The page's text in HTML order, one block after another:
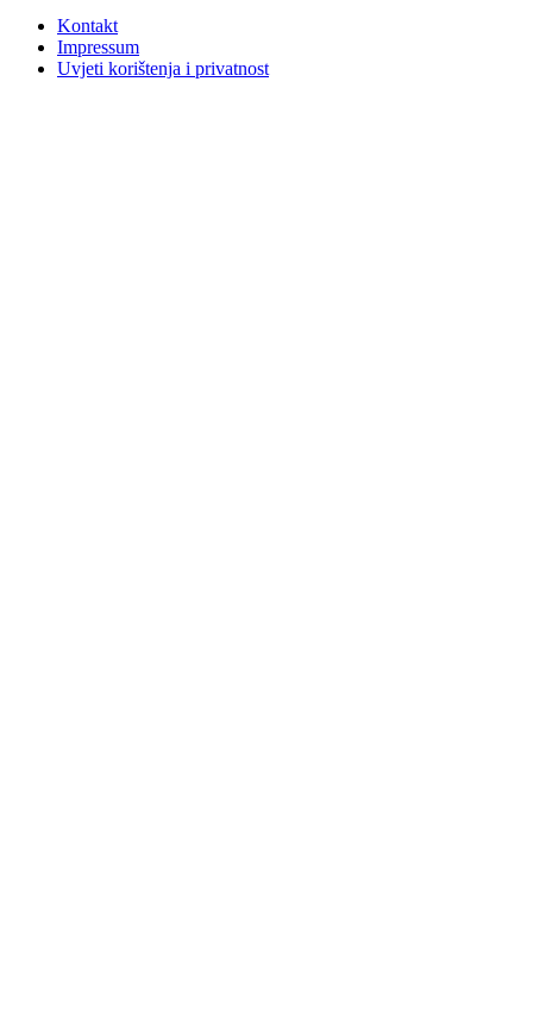
Kontakt
Impressum
Uvjeti korištenja i privatnost